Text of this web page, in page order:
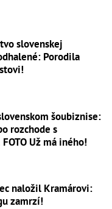
slovenskej
Porodila
šoubiznise:
rozchode s
Už má iného!
naložil Kramárovi:
zamrzí!